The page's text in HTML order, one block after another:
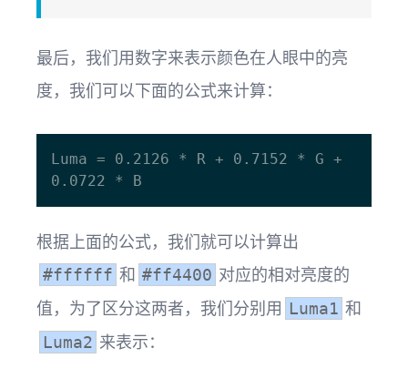
最后，我们用数字来表示颜色在人眼中的亮
度，我们可以下面的公式来计算：
Luma = 0.2126 * R + 0.7152 * G +
根据上面的公式，我们就可以计算出
#ffffff 和 #ff4400 对应的相对亮度的
值，为了区分这两者，我们分别用 Luma1 和
Luma2 来表示：